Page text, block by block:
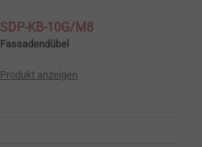
SDP-KB-10G/M8
Fassadendübel
Produkt anzeigen